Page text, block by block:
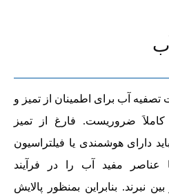
تصفیه آب برای اطمینان از تمیز و
کاملاَ ضروریست. فارغ از تمیز
دارای هوشمندی یا فیلتراسیون
عناصر مفید آب را در فرآیند
نبرند. بنابراین بمنظور پالایش